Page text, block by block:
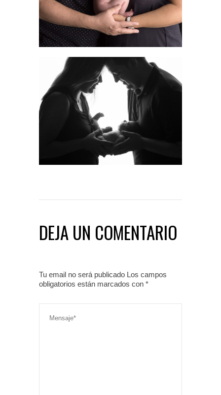
DEJA UN COMENTARIO
Tu email no será publicado Los campos
obligatorios están marcados con *